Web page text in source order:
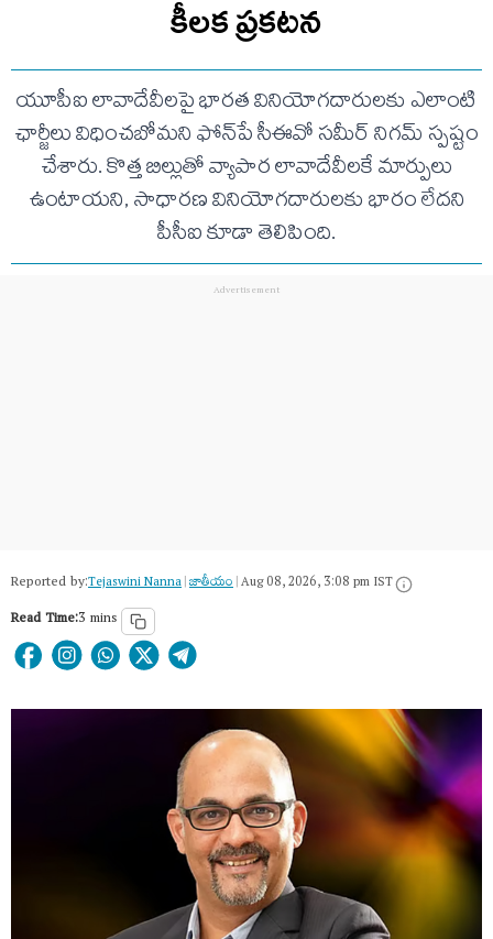
కీలక ప్రకటన
యూపీఐ లావాదేవీలపై భారత వినియోగదారులకు ఎలాంటి
ఛార్జీలు విధించబోమని ఫోన్‌పే సీఈవో సమీర్ నిగమ్ స్పష్టం
చేశారు. కొత్త బిల్లుతో వ్యాపార లావాదేవీలకే మార్పులు
ఉంటాయని, సాధారణ వినియోగదారులకు భారం లేదని
పీసీఐ కూడా తెలిపింది.
Reported by:Tejaswini Nanna|జాతీయం|Aug 08, 2026, 3:08 pm IST
Read Time:3 mins